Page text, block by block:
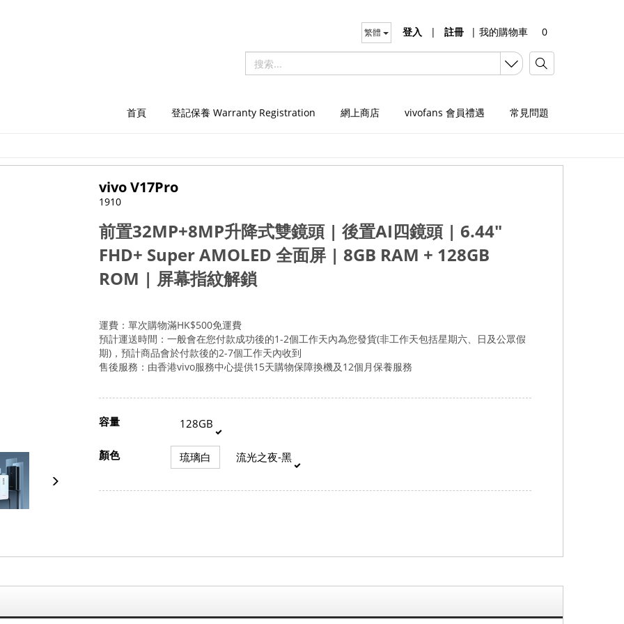
| 我的購物車 0
登入 | 註冊
繁體
首頁 登記保養 Warranty Registration 網上商店 vivofans 會員禮遇 常見問題
vivo V17Pro
1910
前置32MP+8MP升降式雙鏡頭| 後置AI四鏡頭| 6.44"
FHD+ Super AMOLED 全面屏| 8GB RAM + 128GB
ROM | 屏幕指紋解鎖
運費：單次購物滿HK$500免運費
預計運送時間：一般會在您付款成功後的1-2個工作天內為您發貨(非工作天包括星期六、日及公眾假
期)，預計商品會於付款後的2-7個工作天內收到
售後服務：由香港vivo服務中心提供15天購物保障換機及12個月保養服務
容量 128GB
顏色 琉璃白 流光之夜-黑